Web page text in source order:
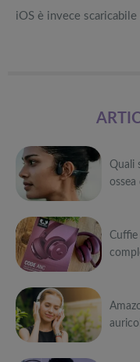
iOS è invece scaricabile
interessarti anche
Attrezzi
metà prezzo
Black Friday:
Tapis roulant,
cyclette,
Migliori smart
TV in offerta
Black Friday:
Offerte robot
aspirapolvere
Quali
ossea
interessarti anche
Attrezzi
Cuffie